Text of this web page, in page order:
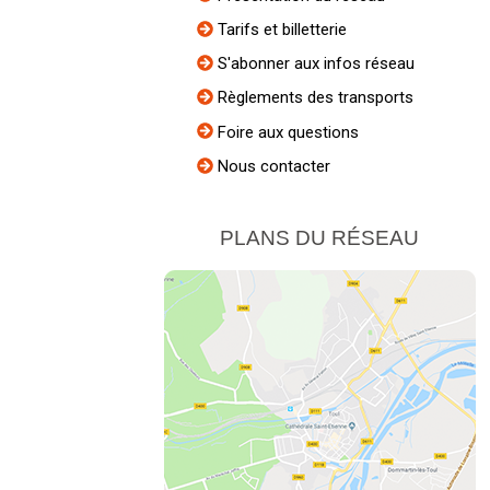
Tarifs et billetterie
S'abonner aux infos réseau
Règlements des transports
Foire aux questions
Nous contacter
PLANS DU RÉSEAU